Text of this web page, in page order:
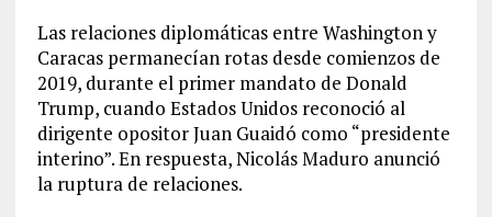
Las relaciones diplomáticas entre Washington y
Caracas permanecían rotas desde comienzos de
2019, durante el primer mandato de Donald
Trump, cuando Estados Unidos reconoció al
dirigente opositor Juan Guaidó como “presidente
interino”. En respuesta, Nicolás Maduro anunció
la ruptura de relaciones.